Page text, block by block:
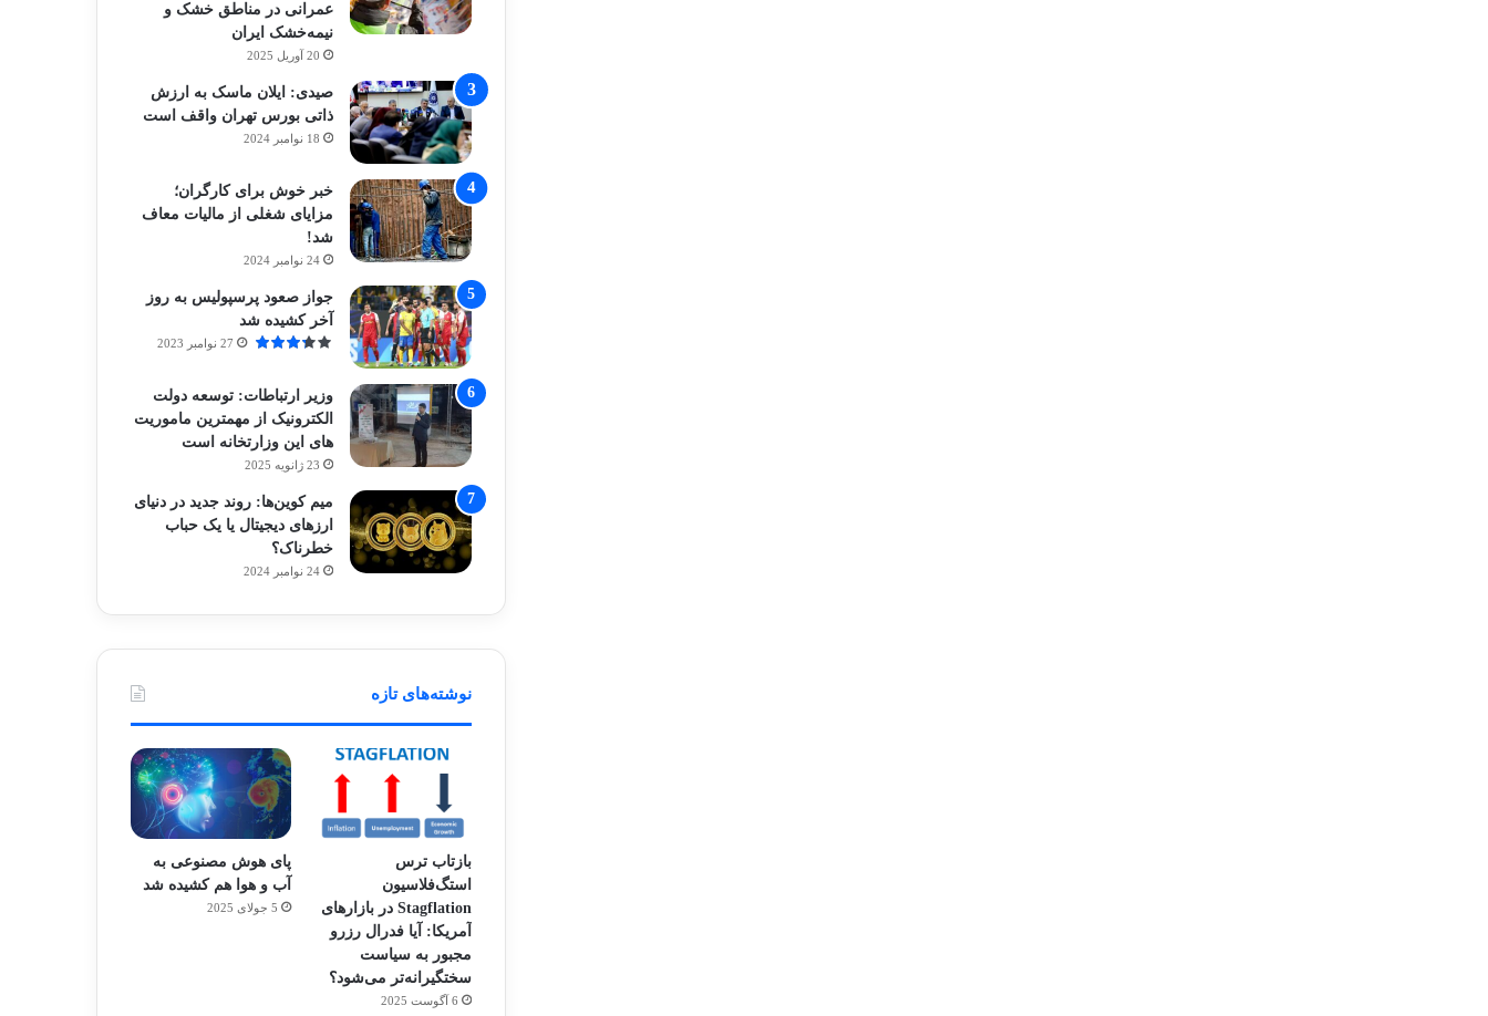
عمرانی در مناطق خشک و
نیمه‌خشک ایران
20 آوریل 2025
صیدی: ایلان ماسک به ارزش
ذاتی بورس تهران واقف است
18 نوامبر 2024
خبر خوش برای کارگران؛
مزایای شغلی از مالیات معاف
شد!
24 نوامبر 2024
جواز صعود پرسپولیس به روز
آخر کشیده شد
27 نوامبر 2023
وزیر ارتباطات: توسعه دولت
الکترونیک از مهمترین ماموریت
های این وزارتخانه است
23 ژانویه 2025
میم کوین‌ها: روند جدید در دنیای
ارزهای دیجیتال یا یک حباب
خطرناک؟
24 نوامبر 2024
نوشته‌های تازه
بازتاب ترس
استگ‌فلاسیون
Stagflation در بازارهای
آمریکا: آیا فدرال رزرو
مجبور به سیاست
سختگیرانه‌تر می‌شود؟
6 آگوست 2025
پای هوش مصنوعی به
آب و هوا هم کشیده شد
5 جولای 2025